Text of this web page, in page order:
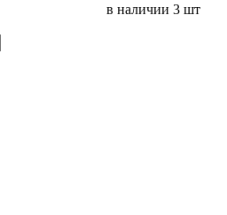
в наличии 3 шт